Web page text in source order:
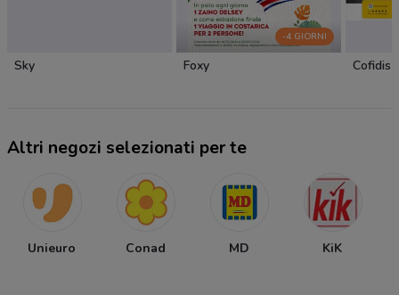
Sky
-4 GIORNI
Foxy Cofidis
Altri negozi selezionati per te
Unieuro Conad MD KiK